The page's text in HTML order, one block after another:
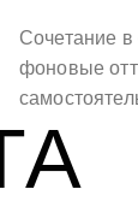
Сочетание
фоновые